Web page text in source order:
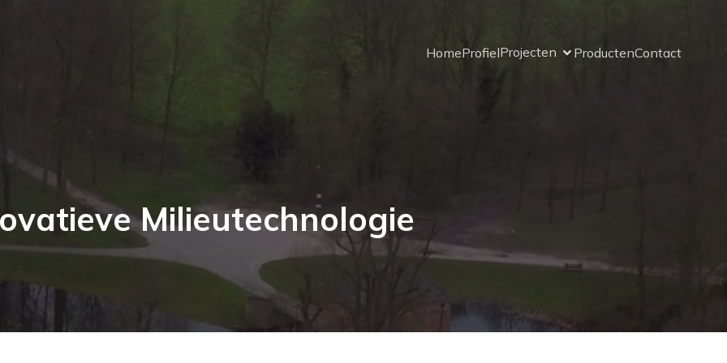
HomeProfielProjecten ProductenContact
Milieutechnologie